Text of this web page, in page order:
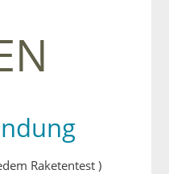
Raketentest )